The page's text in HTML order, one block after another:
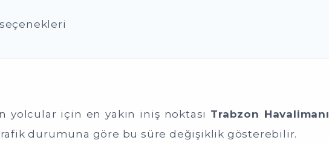
yolcular için en yakın iniş noktası Trabzon Havalimanı
durumuna göre bu süre değişiklik gösterebilir.